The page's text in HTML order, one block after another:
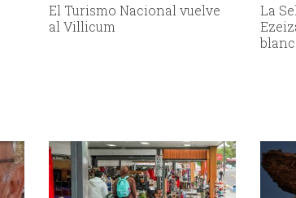
El Turismo Nacional vuelve
al Villicum
La